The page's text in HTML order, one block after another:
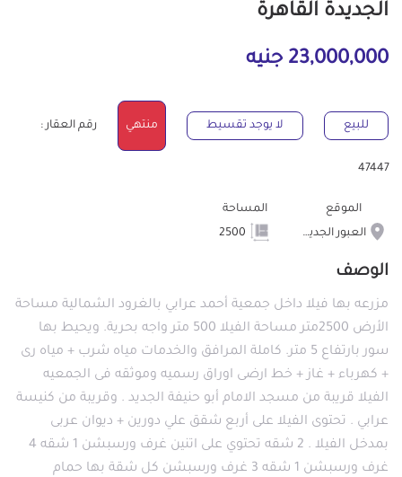
الجديدة القاهرة
23,000,000 جنيه
للبيع لا يوجد تقسيط منتهي رقم العقار :
47447
الموقع
العبور الجديدة
المساحة
الوصف
مزرعه بها فيلا داخل جمعية أحمد عرابي بالغرود الشمالية مساحة
الأرض 2500متر مساحة الفيلا 500 متر واجه بحرية. ويحيط بها
سور بارتفاع 5 متر. كاملة المرافق والخدمات مياه شرب + مياه رى
+ كهرباء + غاز + خط ارضى اوراق رسميه وموثقه فى الجمعيه
الفيلا قريبة من مسجد الامام أبو حنيفة الجديد . وقريبة من كنيسة
عرابي . تحتوى الفيلا على أربع شقق علي دورين + ديوان عربى
بمدخل الفيلا . 2 شقه تحتوي على اتنين غرف ورسبشن 1 شقه 4
غرف ورسبشن 1 شقه 3 غرف ورسبشن كل شقة بها حمام